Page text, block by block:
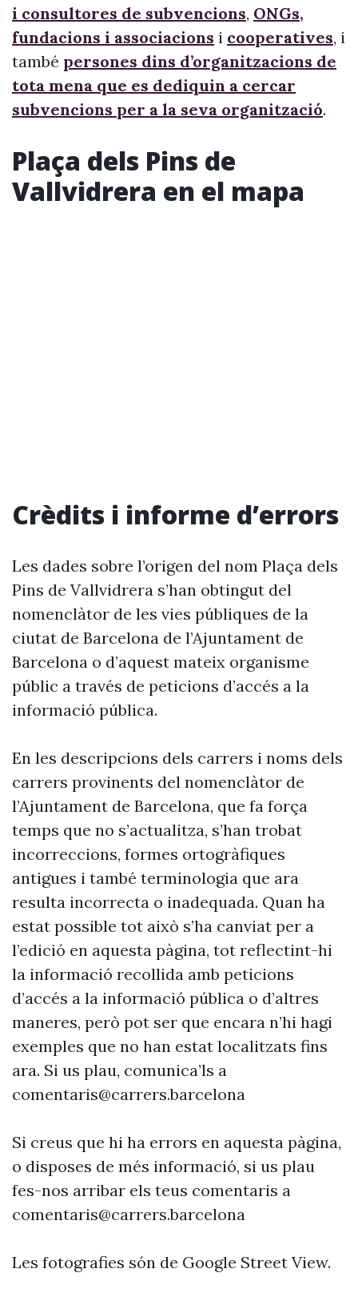
i consultores de subvencions, ONGs,
fundacions i associacions i cooperatives, i
també persones dins d’organitzacions de
tota mena que es dediquin a cercar
subvencions per a la seva organització.
Plaça dels Pins de
Vallvidrera en el mapa
Crèdits i informe d’errors
Les dades sobre l’origen del nom Plaça dels
Pins de Vallvidrera s’han obtingut del
nomenclàtor de les vies públiques de la
ciutat de Barcelona de l’Ajuntament de
Barcelona o d’aquest mateix organisme
públic a través de peticions d’accés a la
informació pública.
En les descripcions dels carrers i noms dels
carrers provinents del nomenclàtor de
l’Ajuntament de Barcelona, que fa força
temps que no s’actualitza, s’han trobat
incorreccions, formes ortogràfiques
antigues i també terminologia que ara
resulta incorrecta o inadequada. Quan ha
estat possible tot això s’ha canviat per a
l’edició en aquesta pàgina, tot reflectint-hi
la informació recollida amb peticions
d’accés a la informació pública o d’altres
maneres, però pot ser que encara n’hi hagi
exemples que no han estat localitzats fins
ara. Si us plau, comunica’ls a
comentaris@carrers.barcelona
Si creus que hi ha errors en aquesta pàgina,
o disposes de més informació, si us plau
fes-nos arribar els teus comentaris a
comentaris@carrers.barcelona
Les fotografies són de Google Street View.